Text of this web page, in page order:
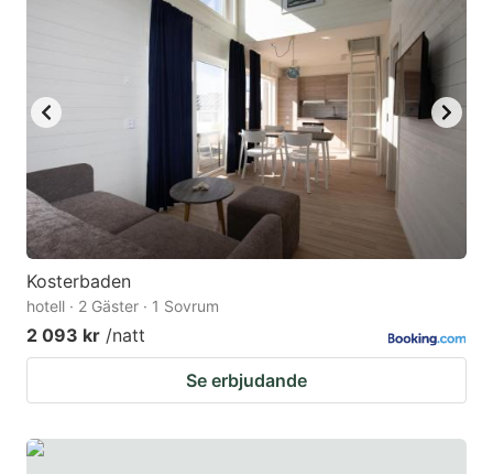
Kosterbaden
hotell · 2 Gäster · 1 Sovrum
2 093 kr /natt
Se erbjudande